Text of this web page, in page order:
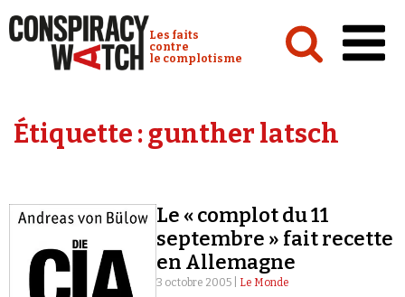
Conspiracy Watch :
Les faits
contre
le complotisme
Analyses
Vidéos
Émissions
Revues de presse
Étiquette :gunther latsch
Le « complot du 11
septembre » fait recette
en Allemagne
3 octobre 2005 | Le Monde